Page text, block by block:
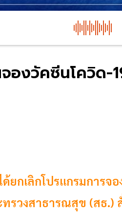
องวัคซีนโควิด
ยกเลิกโปรแกรมการจ
รวงสาธารณสุข (สธ.)